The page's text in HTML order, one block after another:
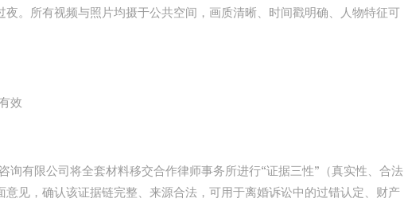
。所有视频与照片均摄于公共空间，画质清晰、时间戳明确、人物特征可
效
有限公司将全套材料移交合作律师事务所进行“证据三性”（真实性、合法
见，确认该证据链完整、来源合法，可用于离婚诉讼中的过错认定、财产